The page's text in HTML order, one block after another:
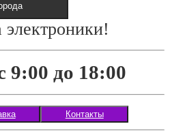
до 18:00
Контакты